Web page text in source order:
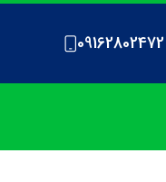
09162802472